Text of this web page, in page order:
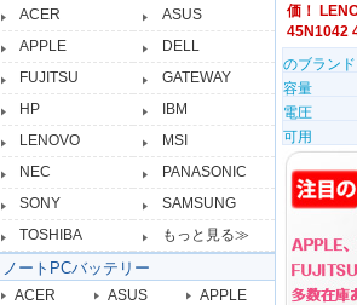
ACER
ASUS
APPLE
DELL
FUJITSU
GATEWAY
HP
IBM
LENOVO
MSI
NEC
PANASONIC
SONY
SAMSUNG
TOSHIBA
もっと見る≫
ノートPCバッテリー
ACER ASUS
APPLE
価！
45N1042
のブランド
容量
電圧
可用